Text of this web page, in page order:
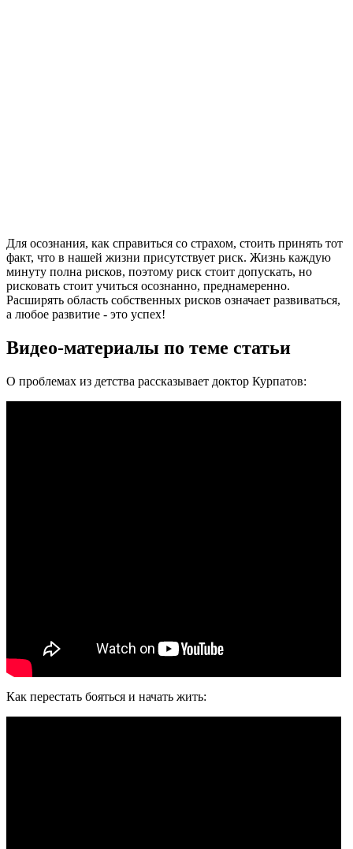
Для осознания, как справиться со страхом, стоить принять тот
факт, что в нашей жизни присутствует риск. Жизнь каждую
минуту полна рисков, поэтому риск стоит допускать, но
рисковать стоит учиться осознанно, преднамеренно.
Расширять область собственных рисков означает развиваться,
а любое развитие - это успех!
Видео-материалы по теме статьи
О проблемах из детства рассказывает доктор Курпатов:
Как перестать бояться и начать жить: